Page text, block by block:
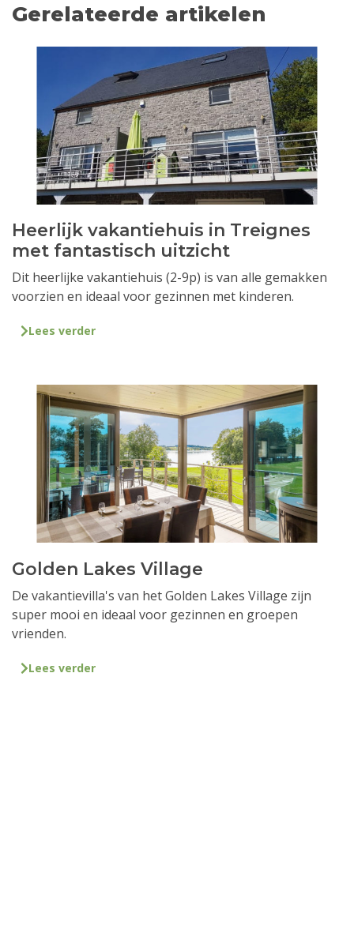
Gerelateerde artikelen
Heerlijk vakantiehuis in Treignes
met fantastisch uitzicht
Dit heerlijke vakantiehuis (2-9p) is van alle gemakken
voorzien en ideaal voor gezinnen met kinderen.
Lees verder
Golden Lakes Village
De vakantievilla's van het Golden Lakes Village zijn
super mooi en ideaal voor gezinnen en groepen
vrienden.
Lees verder